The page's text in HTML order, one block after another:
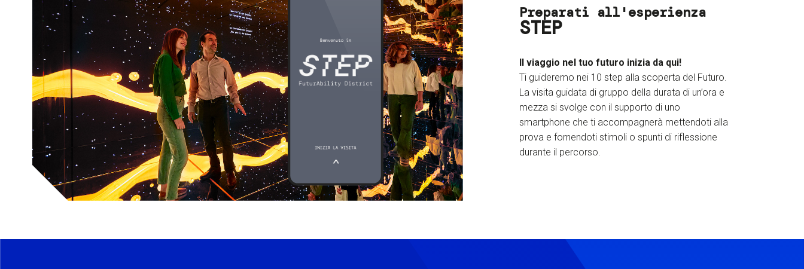
Preparati all'esperienza
STEP
Il viaggio nel tuo futuro inizia da qui!
Ti guideremo nei 10 step alla scoperta del Futuro.
La visita guidata di gruppo della durata di un’ora e
mezza si svolge con il supporto di uno
smartphone che ti accompagnerà mettendoti alla
prova e fornendoti stimoli o spunti di riflessione
durante il percorso.